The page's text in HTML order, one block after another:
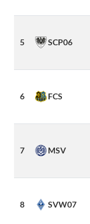
5 SCP06
6 FCS
7 MSV
8 SVW07